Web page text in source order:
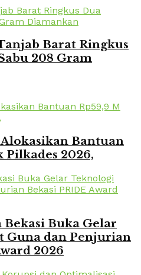
Barat Ringkus
208 Gram
Bantuan
Pilkades 2026,
Buka Gelar
Guna dan Penjurian
2026